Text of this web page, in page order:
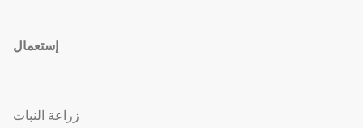
إستعمال
زراعة النبات